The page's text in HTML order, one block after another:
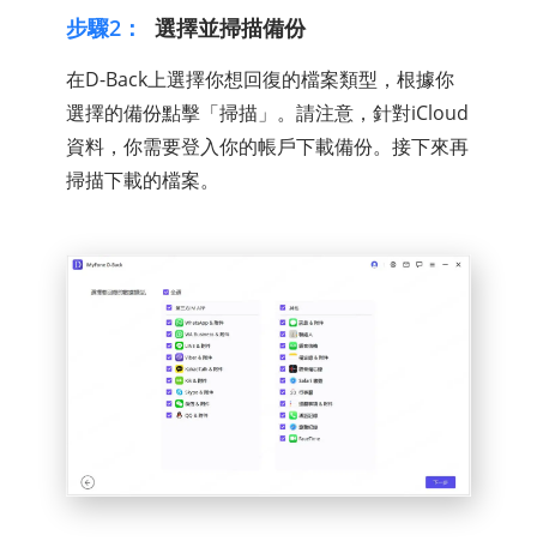
步驟2： 選擇並掃描備份
在D-Back上選擇你想回復的檔案類型，根據你
選擇的備份點擊「掃描」。請注意，針對iCloud
資料，你需要登入你的帳戶下載備份。接下來再
掃描下載的檔案。